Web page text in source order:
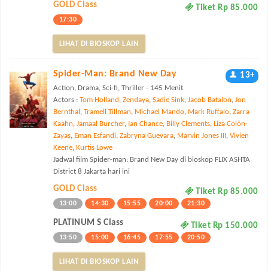
GOLD Class Tiket Rp 85.000
17:30
LIHAT DI BIOSKOP LAIN
Spider-Man: Brand New Day 13+
Action, Drama, Sci-fi, Thriller - 145 Menit
Actors : Tom Holland , Zendaya, Sadie Sink, Jacob Batalon, Jon
Bernthal , Tramell Tillman, Michael Mando, Mark Ruffalo, Zarra
Kaahn, Jamaal Burcher, Ian Chance, Billy Clements, Liza Colón-
Zayas, Eman Esfandi, Zabryna Guevara, Marvin Jones III, Vivien
Keene, Kurtis Lowe
Jadwal film Spider-man: Brand New Day di bioskop FLIX ASHTA
District 8 Jakarta hari ini
GOLD Class Tiket Rp 85.000
13:00 14:30 15:55 20:00 21:30
PLATINUM S Class Tiket Rp 150.000
13:50 15:00 16:45 17:55 20:50
LIHAT DI BIOSKOP LAIN